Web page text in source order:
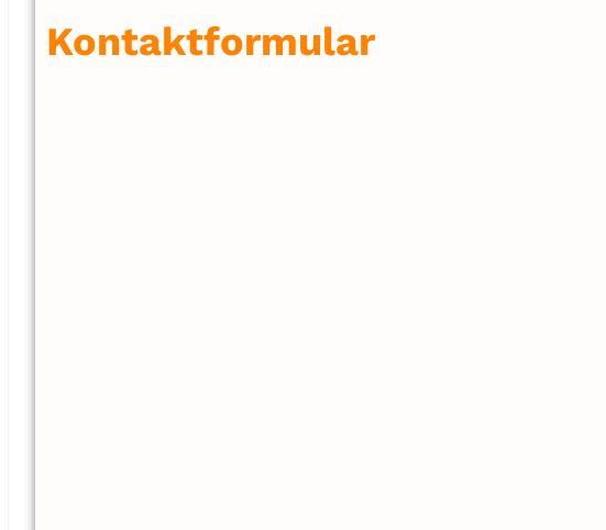
Kontaktformular